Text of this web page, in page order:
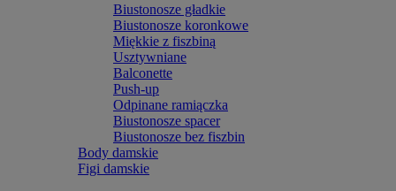
Biustonosze gładkie
Biustonosze koronkowe
Miękkie z fiszbiną
Usztywniane
Balconette
Push-up
Odpinane ramiączka
Biustonosze spacer
Biustonosze bez fiszbin
Body damskie
Figi damskie